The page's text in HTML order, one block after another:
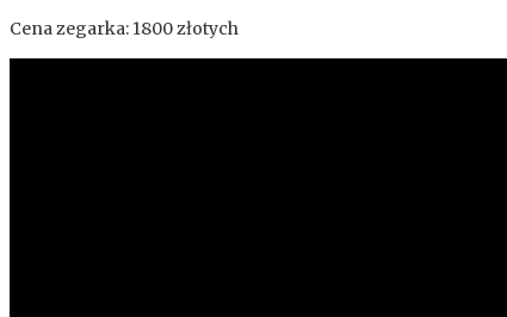
Cena zegarka: 1800 złotych